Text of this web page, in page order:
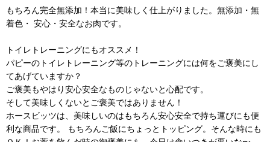
もちろん完全無添加！本当に美味しく仕上がりました。無添加・無
着色・ 安心・安全なお肉です。
トイレトレーニングにもオススメ！
パピーのトイレトレーニング等のトレーニングには何をご褒美にし
てあげていますか？
ご褒美もやはり安心安全なものじゃないと心配です。
そして美味しくないとご褒美ではありません！
ホースビッツは、美味しいのはもちろん安心安全で持ち運びにも便
利な商品です。 もちろんご飯にちょっとトッピング。そんな時にも